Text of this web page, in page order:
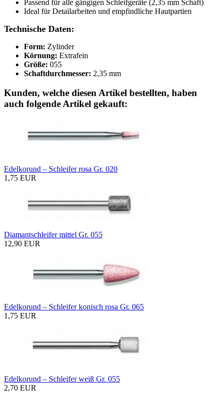
Passend für alle gängigen Schleifgeräte (2,35 mm Schaft)
Ideal für Detailarbeiten und empfindliche Hautpartien
Technische Daten:
Form: Zylinder
Körnung: Extrafein
Größe: 055
Schaftdurchmesser: 2,35 mm
Kunden, welche diesen Artikel bestellten, haben
auch folgende Artikel gekauft:
Edelkorund – Schleifer rosa Gr. 020
1,75 EUR
Diamantschleifer mittel Gr. 055
12,90 EUR
Edelkorund – Schleifer konisch rosa Gr. 065
1,75 EUR
Edelkorund – Schleifer weiß Gr. 055
2,70 EUR